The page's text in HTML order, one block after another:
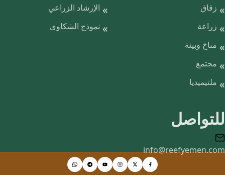
زقاق
زراعة
مناخ وبيئة
مجتمع
ملتيميديا
الإرشاد الزراعي
نموذج الشكاوى
للتواصل
info@reefyemen.com